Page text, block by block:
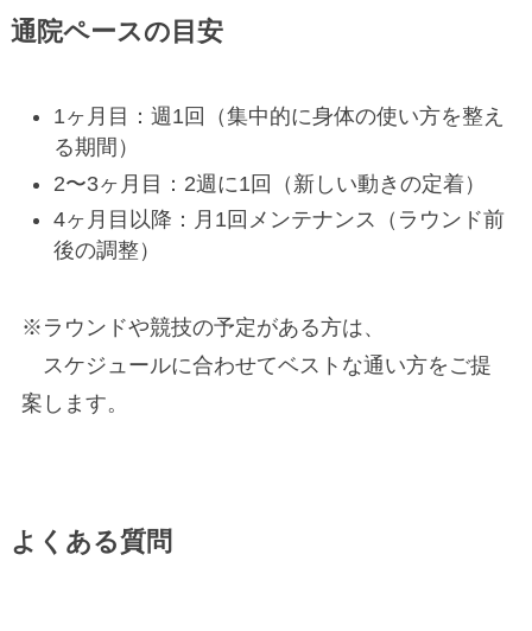
通院ペースの目安
1ヶ月目：週1回（集中的に身体の使い方を整え
る期間）
2〜3ヶ月目：2週に1回（新しい動きの定着）
4ヶ月目以降：月1回メンテナンス（ラウンド前
後の調整）
※ラウンドや競技の予定がある方は、
スケジュールに合わせてベストな通い方をご提
案します。
よくある質問